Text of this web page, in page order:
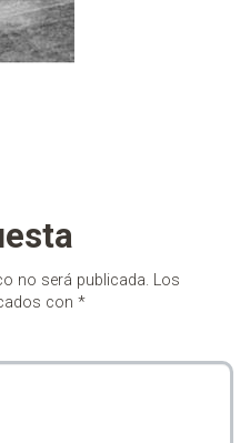
no será publicada. Los
con *